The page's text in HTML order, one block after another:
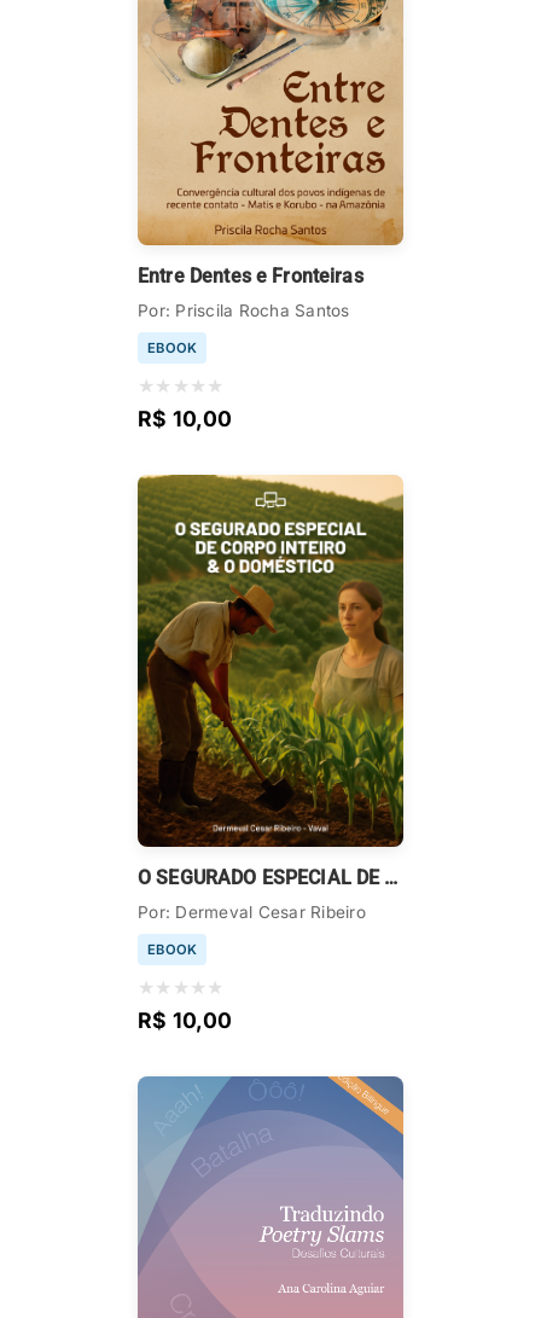
Entre Dentes e Fronteiras
Por: Priscila Rocha Santos
EBOOK
★ ★ ★ ★ ★
R$ 10,00
O SEGURADO ESPECIAL DE CORPO INTEIRO & O DOMÉSTICO
Por: Dermeval Cesar Ribeiro
EBOOK
★ ★ ★ ★ ★
R$ 10,00